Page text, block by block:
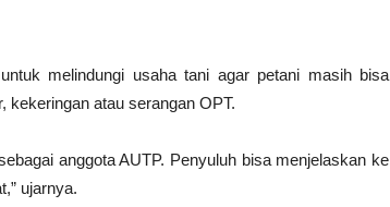
melindungi usaha tani agar petani masih bisa
kekeringan atau serangan OPT.
anggota AUTP. Penyuluh bisa menjelaskan ke
ujarnya.